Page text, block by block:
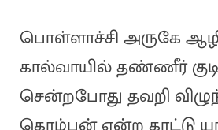
பொள்ளாச்சி அருகே
கால்வாயில் தண்ணீர்
சென்றபோது தவறி